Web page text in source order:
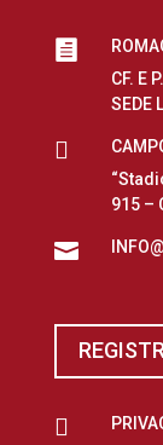

CF. E
SEDE

915 –

